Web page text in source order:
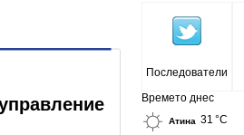
Последователи
Времето днес
Атина 31 °C